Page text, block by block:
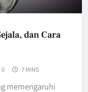
dan Cara
0 7 MINS
memengaruhi